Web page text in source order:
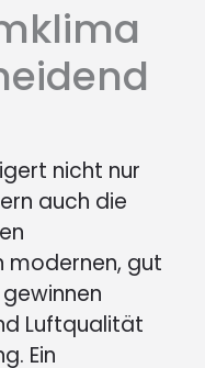
nicht nur
auch die
modernen, gut
Luftqualität
Ein